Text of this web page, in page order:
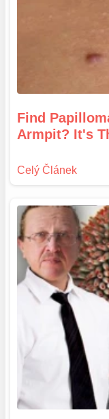
Find
Armpit? It's